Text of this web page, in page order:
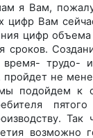
я Вам,
цифр Вам
цифр
сроков.
время- трудо-
не
подойдем к
Так
возможно